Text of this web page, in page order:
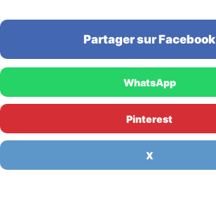
Partager sur Facebook
WhatsApp
Pinterest
X